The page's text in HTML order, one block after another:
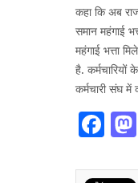
कहा कि अब
समान महंगाई
महंगाई भत्ता
है.
कर्मचारी संघ